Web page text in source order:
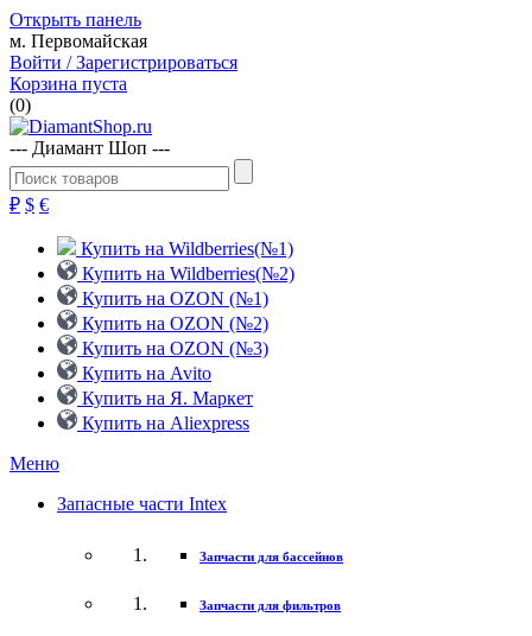
Открыть панель
м. Первомайская
Войти / Зарегистрироваться
Корзина пуста
(0)
--- Диамант Шоп ---
₽ $ €
Купить на Wildberries(№1)
Купить на Wildberries(№2)
Купить на OZON (№1)
Купить на OZON (№2)
Купить на OZON (№3)
Купить на Avito
Купить на Я. Маркет
Купить на Aliexpress
Меню
Запасные части Intex
Запчасти для бассейнов
Запчасти для фильтров